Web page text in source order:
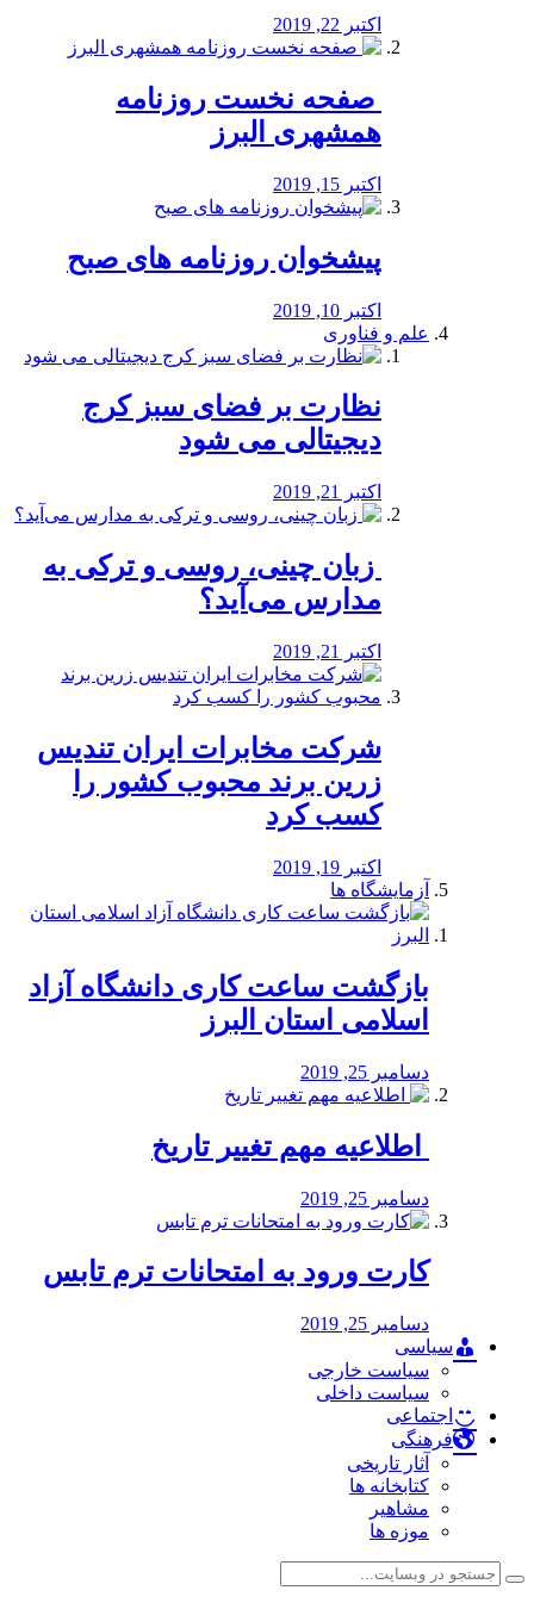
اکتبر 22, 2019
️ صفحه نخست روزنامه‌
همشهری البرز
اکتبر 15, 2019
پیشخوان روزنامه های صبح
اکتبر 10, 2019
علم و فناوری
نظارت بر فضای سبز کرج
دیجیتالی می شود
اکتبر 21, 2019
️ زبان چینی، روسی و ترکی به
مدارس می‌آید؟
اکتبر 21, 2019
شرکت مخابرات ایران تندیس
زرین برند محبوب کشور را
کسب کرد
اکتبر 19, 2019
آزمایشگاه ها
بازگشت ساعت کاری دانشگاه آزاد
اسلامی استان البرز
دسامبر 25, 2019
️ اطلاعیه مهم تغییر تاریخ
دسامبر 25, 2019
کارت ورود به امتحانات ترم تابس
دسامبر 25, 2019
سیاسی
سیاست خارجی
سیاست داخلی
اجتماعی
فرهنگی
آثار تاریخی
کتابخانه ها
مشاهیر
موزه ها